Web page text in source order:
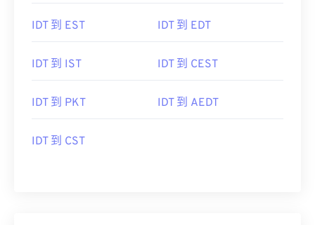
IDT 到 EST IDT 到 EDT
IDT 到 IST IDT 到 CEST
IDT 到 PKT IDT 到 AEDT
IDT 到 CST